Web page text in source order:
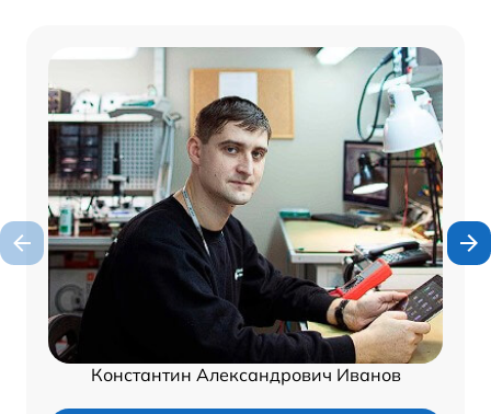
Константин Александрович Иванов